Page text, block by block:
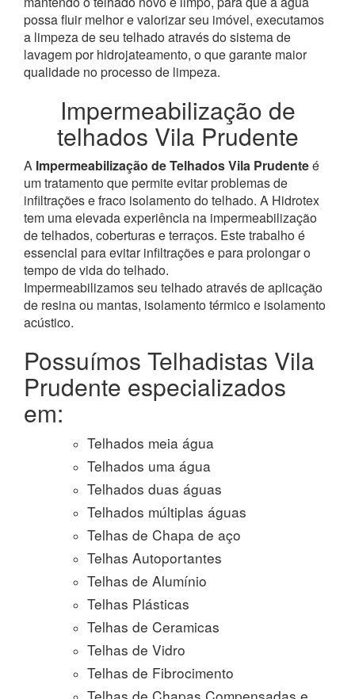
possa fluir melhor e valorizar seu imóvel, executamos
a limpeza de seu telhado através do sistema de
lavagem por hidrojateamento, o que garante maior
qualidade no processo de limpeza.
Impermeabilização de
telhados Vila Prudente
A Impermeabilização de Telhados Vila Prudenteé
um tratamento que permite evitar problemas de
infiltrações e fraco isolamento do telhado. A Hidrotex
tem uma elevada experiência na impermeabilização
de telhados, coberturas e terraços. Este trabalho é
essencial para evitar infiltrações e para prolongar o
tempo de vida do telhado.
Impermeabilizamos seu telhado através de aplicação
de resina ou mantas, isolamento térmico e isolamento
acústico.
Possuímos Telhadistas Vila
Prudente especializados
em:
Telhados meia água
Telhados uma água
Telhados duas águas
Telhados múltiplas águas
Telhas de Chapa de aço
Telhas Autoportantes
Telhas de Alumínio
Telhas Plásticas
Telhas de Ceramicas
Telhas de Vidro
Telhas de Fibrocimento